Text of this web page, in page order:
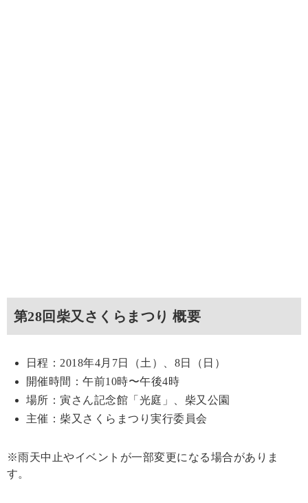
第28回柴又さくらまつり 概要
日程：2018年4月7日（土）、8日（日）
開催時間：午前10時〜午後4時
場所：寅さん記念館「光庭」、柴又公園
主催：柴又さくらまつり実行委員会
※雨天中止やイベントが一部変更になる場合がありま
す。